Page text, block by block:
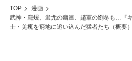
TOP
漫画
武神・龐煖、蚩尤の幽連、趙軍の劉冬も…『
士・羌瘣を窮地に追い込んだ猛者たち（概要）